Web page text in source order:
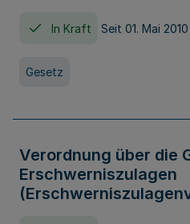
In Kraft Seit 01. Mai 2010
Gesetz
Verordnung über die
Erschwerniszulagen